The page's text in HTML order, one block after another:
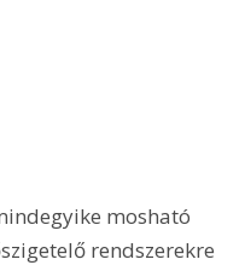
mosható
rendszerekre